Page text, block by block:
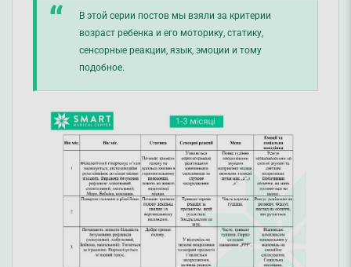
В этой серии постов мы взяли за критерии
возраст ребенка и его моторику, статику,
сенсорные реакции, язык, эмоции и тому
подобное.